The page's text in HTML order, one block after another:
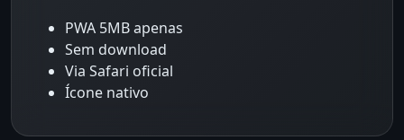
PWA 5MB apenas
Sem download
Via Safari oficial
Ícone nativo